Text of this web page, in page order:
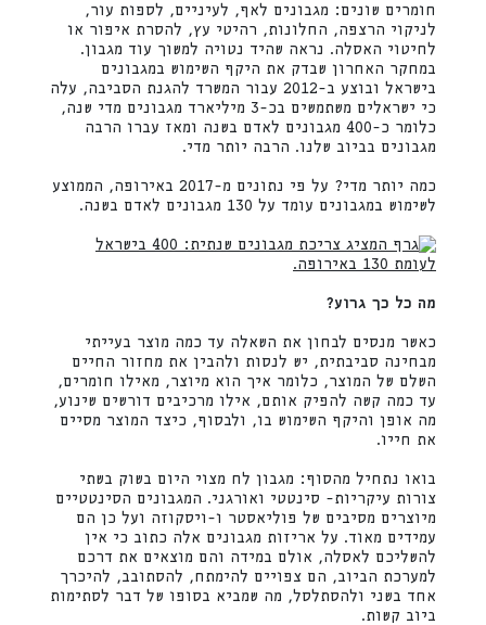
חומרים שונים: מגבונים לאף, לעיניים, לספות עור,
לניקוי הרצפה, החלונות, רהיטי עץ, להסרת איפור או
לחיטוי האסלה. נראה שהיד נטויה למשוך עוד מגבון.
במחקר האחרון שבדק את היקף השימוש במגבונים
בישראל ובוצע ב-2012 עבור המשרד להגנת הסביבה, עלה
כי ישראלים משתמשים בכ-3 מיליארד מגבונים מדי שנה,
כלומר כ-400 מגבונים לאדם בשנה ומאז עברו הרבה
מגבונים בביוב שלנו. הרבה יותר מדי.
כמה יותר מדי? על פי נתונים מ-2017 באירופה, הממוצע
לשימוש במגבונים עומד על 130 מגבונים לאדם בשנה.
מה כל כך גרוע?
כאשר מנסים לבחון את השאלה עד כמה מוצר בעייתי
מבחינה סביבתית, יש לנסות ולהבין את מחזור החיים
השלם של המוצר, כלומר איך הוא מיוצר, מאילו חומרים,
עד כמה קשה להפיק אותם, אילו מרכיבים דורשים שינוע,
מה אופן והיקף השימוש בו, ולבסוף, כיצד המוצר מסיים
את חייו.
בואו נתחיל מהסוף: מגבון לח מצוי היום בשוק בשתי
צורות עיקריות- סינטטי ואורגני. המגבונים הסינטטיים
מיוצרים מסיבים של פוליאסטר ו-ויסקוזה ועל כן הם
עמידים מאוד. על אריזות מגבונים אלה כתוב כי אין
להשליכם לאסלה, אולם במידה והם מוצאים את דרכם
למערכת הביוב, הם צפויים להימתח, להסתובב, להיכרך
אחד בשני ולהסתלסל, מה שמביא בסופו של דבר לסתימות
ביוב קשות.